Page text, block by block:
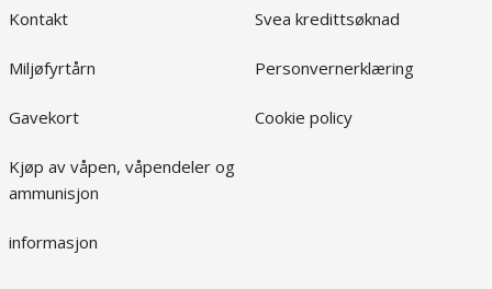
Kontakt
Miljøfyrtårn
Gavekort
Kjøp av våpen, våpendeler og
ammunisjon
informasjon
Svea kredittsøknad
Personvernerklæring
Cookie policy